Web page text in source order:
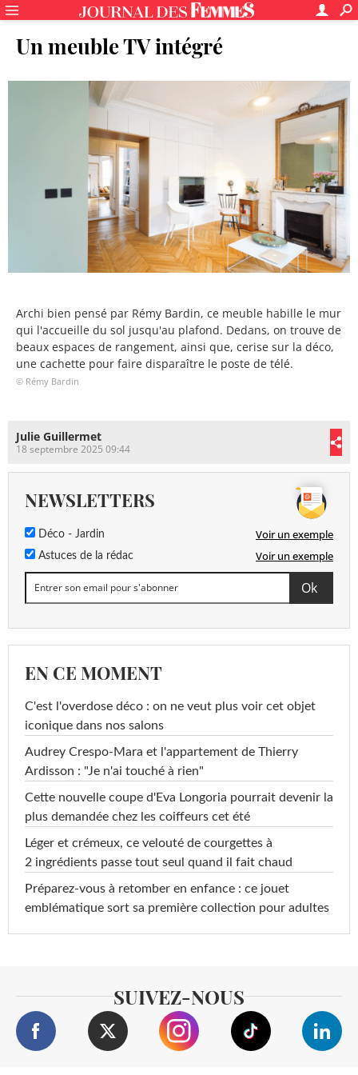
Un meuble TV intégré
Archi bien pensé par Rémy Bardin, ce meuble habille le mur
qui l'accueille du sol jusqu'au plafond. Dedans, on trouve de
beaux espaces de rangement, ainsi que, cerise sur la déco,
une cachette pour faire disparaître le poste de télé.
© Rémy Bardin
Julie Guillermet
18 septembre 2025 09:44
NEWSLETTERS
Déco - Jardin Voir un exemple
Astuces de la rédac Voir un exemple
EN CE MOMENT
C'est l'overdose déco : on ne veut plus voir cet objet
iconique dans nos salons
Audrey Crespo-Mara et l'appartement de Thierry
Ardisson : "Je n'ai touché à rien"
Cette nouvelle coupe d'Eva Longoria pourrait devenir la
plus demandée chez les coiffeurs cet été
Léger et crémeux, ce velouté de courgettes à
2 ingrédients passe tout seul quand il fait chaud
Préparez-vous à retomber en enfance : ce jouet
emblématique sort sa première collection pour adultes
SUIVEZ-NOUS